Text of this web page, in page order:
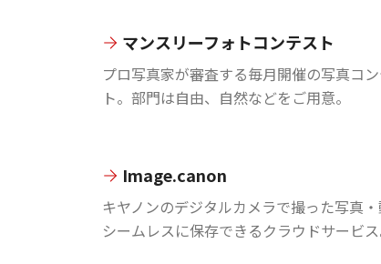
マンスリーフォトコンテスト
プロ写真家が審査する毎月開催の写真コ
ト。部門は自由、自然などをご用意。
Image.canon
キヤノンのデジタルカメラで撮った写真
シームレスに保存できるクラウドサービス